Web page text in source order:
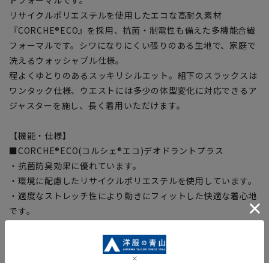
リサイクルポリエステルを使用したエコな高耐久素材
『CORCHE®ECO』を採用、抗菌・制電性も備えた多機能合繊
フォーマルです。シワになりにくい張りのある生地で、家庭で
洗えるウォッシャブル仕様。
程よくゆとりのあるスッキリシルエット。組下のスラックスは
ワンタック仕様、ウエストには多少の体型変化に対応できるア
ジャスターを施し、長く着用いただけます。
【機能・仕様】
■CORCHE®ECO(コルシェ®エコ)デオドラントプラス
・抗菌防臭効果に優れています。
・環境に配慮したリサイクルポリエステルを使用しています。
・適度なストレッチ性により動きにフィットした快適な着心地
です。
・イージーケア性でお手入れ簡単です。
・制電性により静電気の発生を抑えます。